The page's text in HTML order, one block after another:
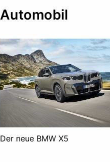
Automobil
Der neue BMW X5